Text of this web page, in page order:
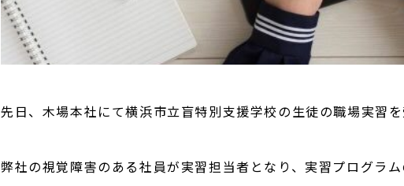
先日、木場本社にて横浜市立盲特別支援学校の生徒の職場実習を
弊社の視覚障害のある社員が実習担当者となり、実習プログラ